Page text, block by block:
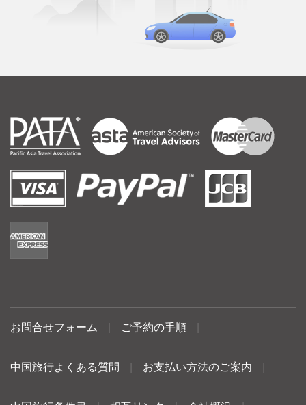
お問合せフォーム ご予約の手順
中国旅行よくある質問 お支払い方法のご案内